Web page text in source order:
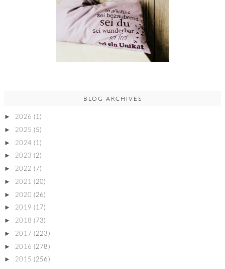
BLOG ARCHIVES
► 2026 (1)
► 2025 (5)
► 2024 (1)
► 2023 (2)
► 2022 (7)
► 2021 (20)
► 2020 (26)
► 2019 (17)
► 2018 (73)
► 2017 (223)
► 2016 (278)
► 2015 (256)